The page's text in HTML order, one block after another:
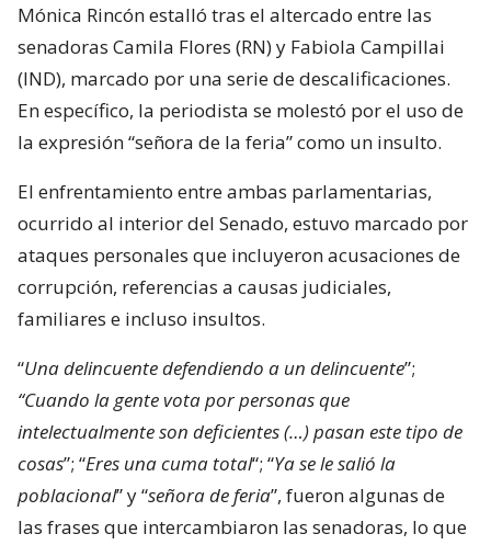
Mónica Rincón estalló tras el altercado entre las
senadoras Camila Flores (RN) y Fabiola Campillai
(IND), marcado por una serie de descalificaciones.
En específico, la periodista se molestó por el uso de
la expresión “señora de la feria” como un insulto.
El enfrentamiento entre ambas parlamentarias,
ocurrido al interior del Senado, estuvo marcado por
ataques personales que incluyeron acusaciones de
corrupción, referencias a causas judiciales,
familiares e incluso insultos.
“Una delincuente defendiendo a un delincuente”;
“Cuando la gente vota por personas que
intelectualmente son deficientes (…) pasan este tipo de
cosas”; “Eres una cuma total“; “Ya se le salió la
poblacional” y “señora de feria”, fueron algunas de
las frases que intercambiaron las senadoras, lo que